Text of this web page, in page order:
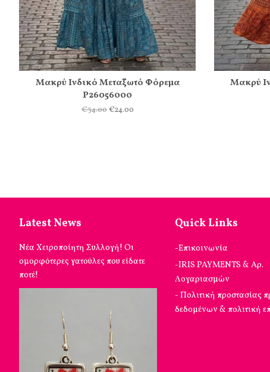
Μακρύ Ινδικό Μεταξωτό Φόρεμα
Ρ26056000
€34.00€24.00
Μακρύ
Latest News
Νέα Χειροποίητη Συλλογή! Οι
ομορφότερες γατούλες που είδατε
ποτέ!
Quick Links
-Επικοινωνία
-IRIS PAYMENTS & Αρ.
Λογαριασμών
- Πολιτική προστασίας
δεδομένων & πολιτική